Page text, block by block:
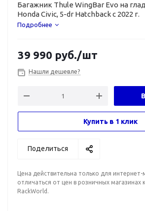
Багажник Thule WingBar Evo на
Honda Civic, 5-dr Hatchback с 2022 г.
Подробнее
39 990 руб./шт
Нашли дешевле?
Купить в 1 клик
Поделиться
Цена действительна только для
отличаться от цен в розничных магазинах
RackWorld.